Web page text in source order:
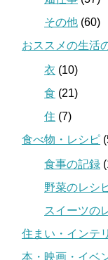
その他 (60)
おススメの生活
衣 (10)
食 (21)
住 (7)
食べ物・レシピ
食事の記録
野菜のレシ
スイーツの
住まい・インテ
本・映画・イベ